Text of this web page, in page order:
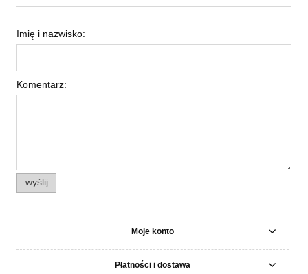
Imię i nazwisko:
Komentarz:
wyślij
Moje konto
Płatności i dostawa